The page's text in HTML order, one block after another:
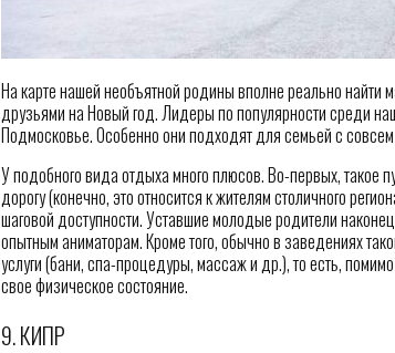
На карте нашей необъятной родины вполне реально найти
друзьями на Новый год. Лидеры по популярности среди
Подмосковье. Особенно они подходят для семьей с
У подобного вида отдыха много плюсов. Во-первых, такое
дорогу (конечно, это относится к жителям столичного
шаговой доступности. Уставшие молодые родители
опытным аниматорам. Кроме того, обычно в заведениях
услуги (бани, спа-процедуры, массаж и др.), то есть,
свое физическое состояние.
9. КИПР